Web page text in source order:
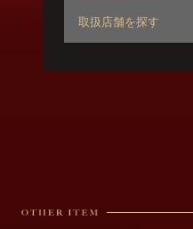
取扱店舗を探す